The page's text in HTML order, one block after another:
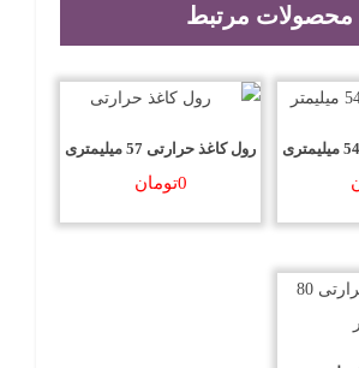
محصولات مرتبط
رول کاغذ حرارتی 57 میلیمتری
0تومان